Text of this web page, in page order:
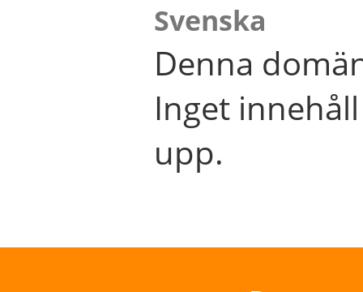
Svenska
Denna
Inget
upp.